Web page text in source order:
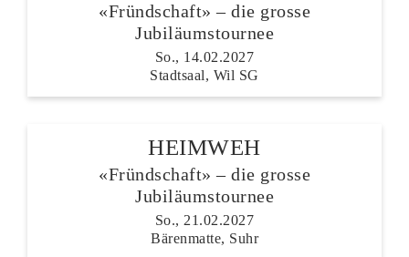
«Fründschaft» – die grosse
Jubiläumstournee
So., 14.02.2027
Stadtsaal, Wil SG
HEIMWEH
«Fründschaft» – die grosse
Jubiläumstournee
So., 21.02.2027
Bärenmatte, Suhr